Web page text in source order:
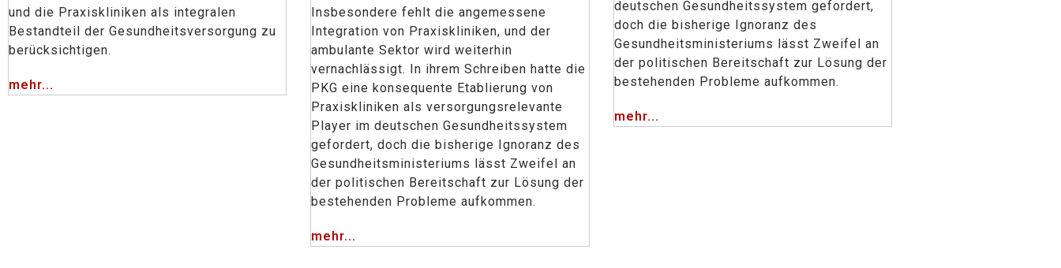
und die Praxiskliniken als integralen
Bestandteil der Gesundheitsversorgung zu
berücksichtigen.
mehr...
Insbesondere fehlt die angemessene
Integration von Praxiskliniken, und der
ambulante Sektor wird weiterhin
vernachlässigt. In ihrem Schreiben hatte die
PKG eine konsequente Etablierung von
Praxiskliniken als versorgungsrelevante
Player im deutschen Gesundheitssystem
gefordert, doch die bisherige Ignoranz des
Gesundheitsministeriums lässt Zweifel an
der politischen Bereitschaft zur Lösung der
bestehenden Probleme aufkommen.
mehr...
deutschen Gesundheitssystem gefordert,
doch die bisherige Ignoranz des
Gesundheitsministeriums lässt Zweifel an
der politischen Bereitschaft zur Lösung der
bestehenden Probleme aufkommen.
mehr...